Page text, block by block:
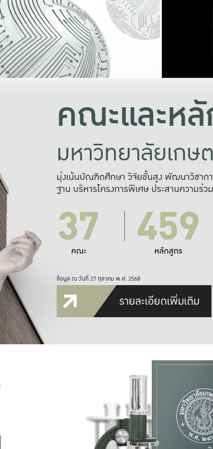
และความสุขอย่างยั่งยืน
มองปัญหาในภาพกว้าง
แก้ไขจากปัญหาจุดเล็กๆ
คณะและห
มหาวิทยาลัยเกษ
มุ่งเน้นบัณฑิตศึกษา วิจัยขั้นสูง พัฒนาวิชาก
ฐาน บริหารโครงการพิเศษ ประสานความร่
37
คณะ 459
หลักสูตร
ข้อมูล ณ วันที่ 27 ตุลาคม พ.ศ. 2568
รายละเอียดเพิ่มเติม